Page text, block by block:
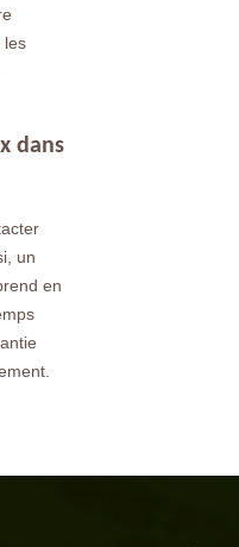
les
dans
un
en